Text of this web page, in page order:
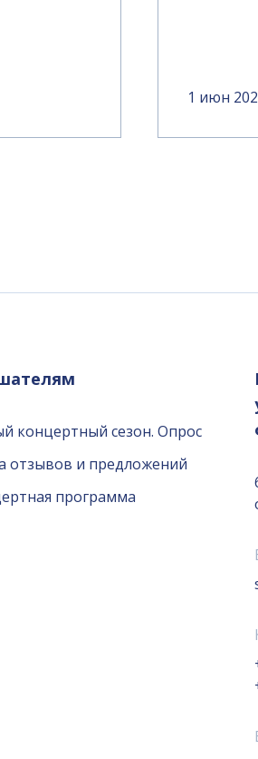
1 июн
концертный сезон. Опрос
отзывов и предложений
программа